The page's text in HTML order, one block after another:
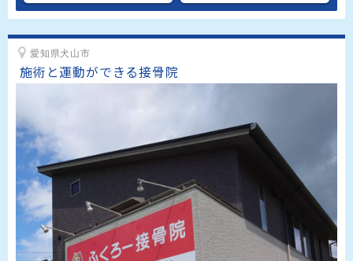
愛知県犬山市
施術と運動ができる接骨院